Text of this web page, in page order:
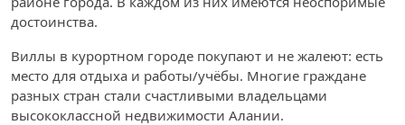
достоинства.
Виллы в курортном городе покупают и не жалеют: есть
место для отдыха и работы/учёбы. Многие граждане
разных стран стали счастливыми владельцами
высококлассной недвижимости Алании.